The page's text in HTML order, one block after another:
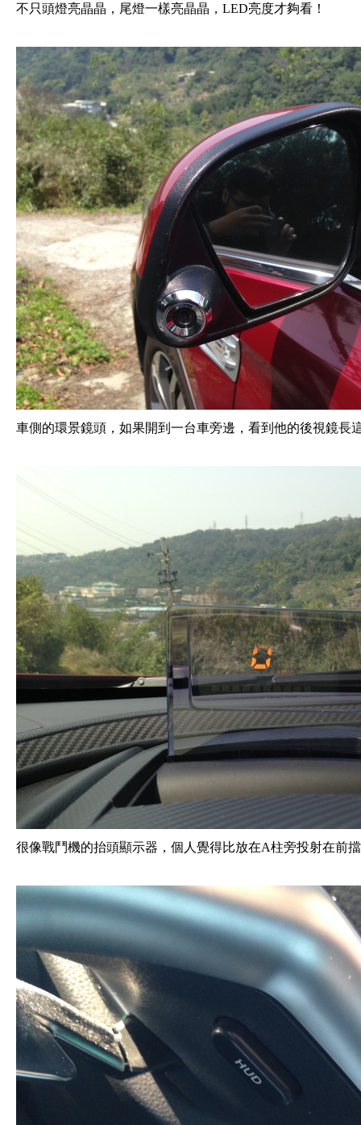
不只頭燈亮晶晶，尾燈一樣亮晶晶，LED亮度才夠看！
車側的環景鏡頭，如果開到一台車旁邊，看到他的後視鏡長
很像戰鬥機的抬頭顯示器，個人覺得比放在A柱旁投射在前